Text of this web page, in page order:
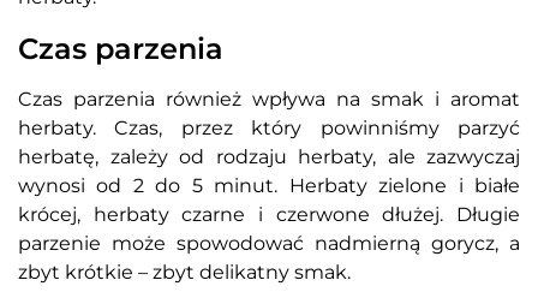
Czas parzenia
Czas parzenia również wpływa na smak i aromat
herbaty. Czas, przez który powinniśmy parzyć
herbatę, zależy od rodzaju herbaty, ale zazwyczaj
wynosi od 2 do 5 minut. Herbaty zielone i białe
krócej, herbaty czarne i czerwone dłużej. Długie
parzenie może spowodować nadmierną gorycz, a
zbyt krótkie – zbyt delikatny smak.